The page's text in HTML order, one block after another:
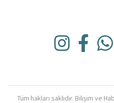
Tüm hakları saklıdır. Bilişim ve